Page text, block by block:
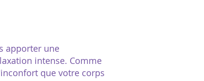
apporter une
intense. Comme
que votre corps